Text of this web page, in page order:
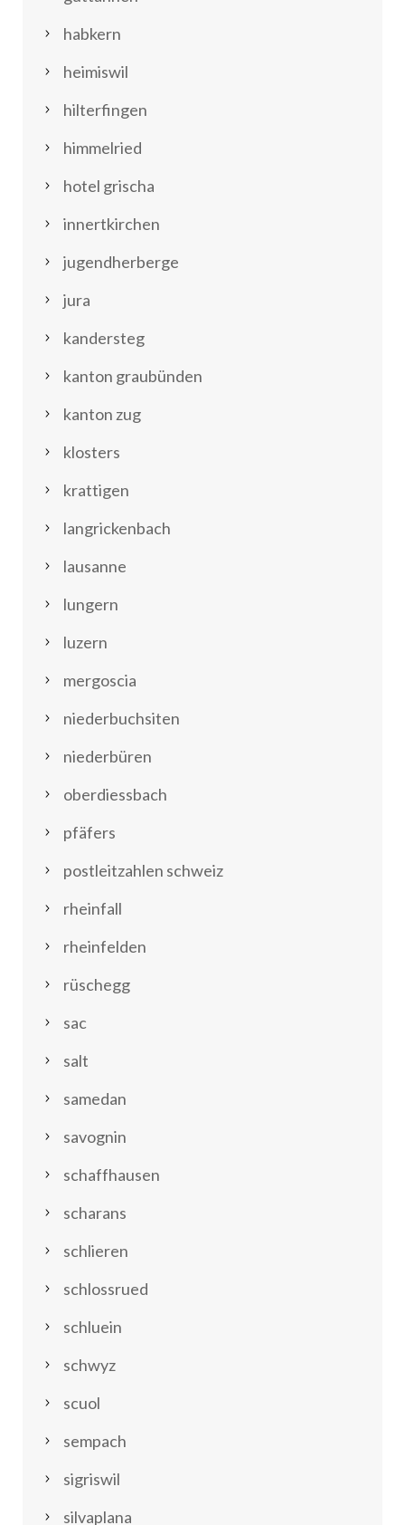
habkern
heimiswil
hilterfingen
himmelried
hotel grischa
innertkirchen
jugendherberge
jura
kandersteg
kanton graubünden
kanton zug
klosters
krattigen
langrickenbach
lausanne
lungern
luzern
mergoscia
niederbuchsiten
niederbüren
oberdiessbach
pfäfers
postleitzahlen schweiz
rheinfall
rheinfelden
rüschegg
sac
salt
samedan
savognin
schaffhausen
scharans
schlieren
schlossrued
schluein
schwyz
scuol
sempach
sigriswil
silvaplana